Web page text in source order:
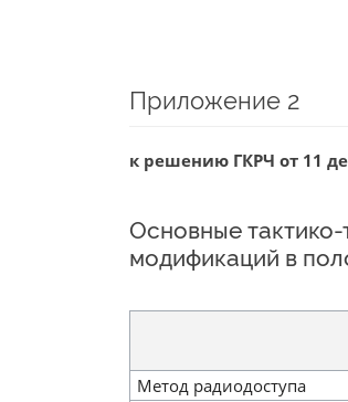
Приложение 2
к решению ГКРЧ от 11
Основные тактико-
модификаций в
Метод радиодоступа